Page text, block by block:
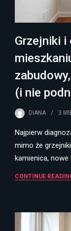
Grzejniki i
(i nie
DIANA 3
Najpierw
mimo że
kamienica,
CONTINUE